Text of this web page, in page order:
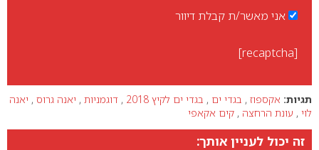
אני מאשר/ת קבלת דיוור
[recaptcha]
תגיות: אקספוז , בגדי ים , בגדי ים לקיץ 2018 , דוגמניות , יאנה גרוס , יאנה
לוי , עונת הרחצה , קים אקאפי
זה יכול לעניין אותך: